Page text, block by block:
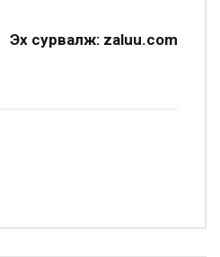
Эх сурвалж: zaluu.com